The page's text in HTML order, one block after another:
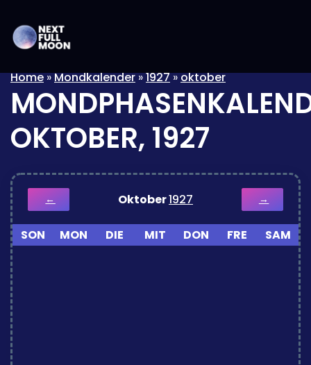
Home»Mondkalender»1927»oktober
OKTOBER, 1927
← Oktober1927 →
SON MON DIE MIT DON FRE SAM